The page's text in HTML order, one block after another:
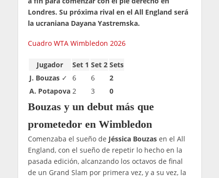
Londres. Su próxima rival en el All England será
la ucraniana Dayana Yastremska.
Cuadro WTA Wimbledon 2026
Jugador Set 1 Set 2 Sets
J. Bouzas✓ 6 6
2
A. Potapova 2 3 0
Bouzas y un debut más que
prometedor en Wimbledon
Comenzaba el sueño de Jéssica Bouzasen el All
England, con el sueño de repetir lo hecho en la
pasada edición, alcanzando los octavos de final
de un Grand Slam por primera vez, y a su vez, la